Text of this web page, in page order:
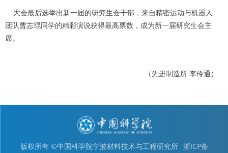
大会最后选举出新一届的研究生会干部，来自精密运动与机器人
团队曹志琨同学的精彩演说获得最高票数，成为新一届研究生会主
席。
（先进制造所 李伶通 ）
版权所有 ©中国科学院宁波材料技术与工程研究所 浙ICP备